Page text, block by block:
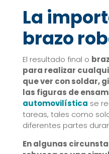
La
brazo
El resultado final o
para realizar
que ver con soldar,
las figuras de
automovilística se
tareas, tales como
diferentes partes
En algunas